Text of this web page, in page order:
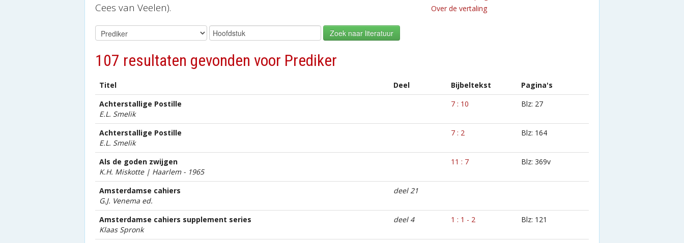
Cees van Veelen).
Over de vertaling
107 resultaten gevonden voor Prediker
Titel Deel Bijbeltekst
Pagina's
Achterstallige Postille
E.L. Smelik
7 : 10 Blz: 27
Achterstallige Postille
E.L. Smelik
7 : 2 Blz: 164
Als de goden zwijgen
K.H. Miskotte | Haarlem - 1965
11 : 7 Blz: 369v
Amsterdamse cahiers
G.J. Venema ed.
deel 21
Amsterdamse cahiers supplement series
Klaas Spronk
deel 4 1 : 1 - 2 Blz: 121